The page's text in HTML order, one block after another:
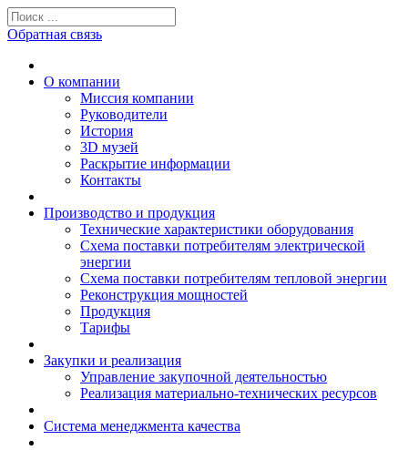
Обратная связь
О компании
Миссия компании
Руководители
История
3D музей
Раскрытие информации
Контакты
Производство и продукция
Технические характеристики оборудования
Схема поставки потребителям электрической
энергии
Схема поставки потребителям тепловой энергии
Реконструкция мощностей
Продукция
Тарифы
Закупки и реализация
Управление закупочной деятельностью
Реализация материально-технических ресурсов
Система менеджмента качества